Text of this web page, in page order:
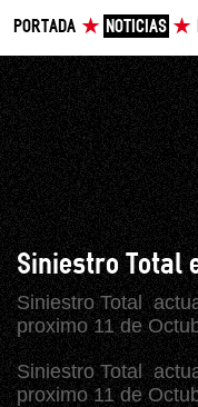
PORTADA NOTICIAS
Siniestro Total
Siniestro Total
proximo 11 de
Siniestro Total
proximo 11 de